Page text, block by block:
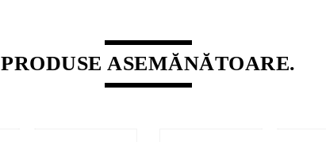
PRODUSE ASEMĂNĂTOARE.